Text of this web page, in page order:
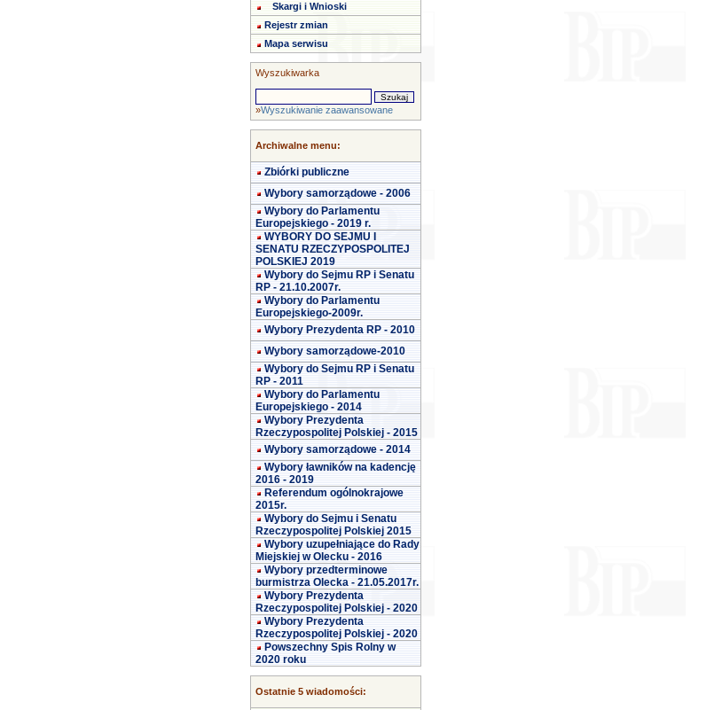
Skargi i Wnioski
Rejestr zmian
Mapa serwisu
Wyszukiwarka
»Wyszukiwanie zaawansowane
Archiwalne menu:
Zbiórki publiczne
Wybory samorządowe - 2006
Wybory do Parlamentu
Europejskiego - 2019 r.
WYBORY DO SEJMU I
SENATU RZECZYPOSPOLITEJ
POLSKIEJ 2019
Wybory do Sejmu RP i Senatu
RP - 21.10.2007r.
Wybory do Parlamentu
Europejskiego-2009r.
Wybory Prezydenta RP - 2010
Wybory samorządowe-2010
Wybory do Sejmu RP i Senatu
RP - 2011
Wybory do Parlamentu
Europejskiego - 2014
Wybory Prezydenta
Rzeczypospolitej Polskiej - 2015
Wybory samorządowe - 2014
Wybory ławników na kadencję
2016 - 2019
Referendum ogólnokrajowe
2015r.
Wybory do Sejmu i Senatu
Rzeczypospolitej Polskiej 2015
Wybory uzupełniające do Rady
Miejskiej w Olecku - 2016
Wybory przedterminowe
burmistrza Olecka - 21.05.2017r.
Wybory Prezydenta
Rzeczypospolitej Polskiej - 2020
Wybory Prezydenta
Rzeczypospolitej Polskiej - 2020
Powszechny Spis Rolny w
2020 roku
Ostatnie 5 wiadomości: